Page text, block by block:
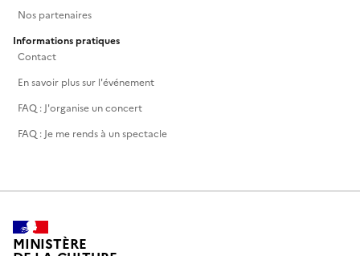
Nos partenaires
Informations pratiques
Contact
En savoir plus sur l'événement
FAQ : J'organise un concert
FAQ : Je me rends à un spectacle
MINISTÈRE